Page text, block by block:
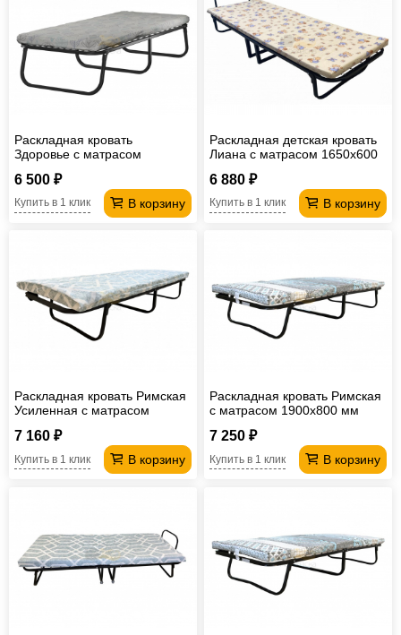
Раскладная кровать
Здоровье с матрасом
6 500 ₽
В корзину
Купить в 1 клик
Раскладная детская кровать
Лиана с матрасом 1650х600
6 880 ₽
В корзину
Купить в 1 клик
Раскладная кровать Римская
Усиленная с матрасом
7 160 ₽
В корзину
Купить в 1 клик
Раскладная кровать Римская
с матрасом 1900х800 мм
7 250 ₽
В корзину
Купить в 1 клик